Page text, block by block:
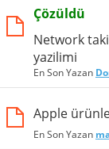
Çözüldü
Network
yazilimi
En Son Yazan
Apple
En Son Yazan